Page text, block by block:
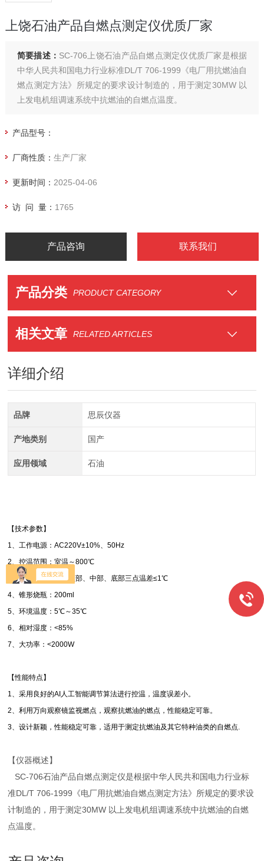
上饶石油产品自燃点测定仪优质厂家
简要描述： SC-706上饶石油产品自燃点测定仪优质厂家是根据
中华人民共和国电力行业标准DL/T 706-1999《电厂用抗燃油自
燃点测定方法》所规定的要求设计制造的，用于测定30MW 以
上发电机组调速系统中抗燃油的自燃点温度。
产品型号：
厂商性质： 生产厂家
更新时间： 2025-04-06
访 问 量： 1765
产品咨询 联系我们
产品分类 PRODUCT CATEGORY
相关文章 RELATED ARTICLES
详细介绍
品牌 思辰仪器
产地类别 国产
应用领域 石油
【技术参数】
1、工作电源：AC220V±10%、50Hz
2、控温范围：室温～800℃
3、控温精度：烧瓶顶部、中部、底部三点温差≤1℃
4、锥形烧瓶：200ml
5、环境温度：5℃～35℃
6、相对湿度：<85%
7、大功率：<2000W
【性能特点】
1、采用良好的AI人工智能调节算法进行控温，温度误差小。
2、利用万向观察镜监视燃点，观察抗燃油的燃点，性能稳定可靠。
3、设计新颖，性能稳定可靠，适用于测定抗燃油及其它特种油类的自燃点.
【仪器概述】
SC-706石油产品自燃点测定仪是根据中华人民共和国电力行业标
准DL/T 706-1999《电厂用抗燃油自燃点测定方法》所规定的要求设
计制造的，用于测定30MW 以上发电机组调速系统中抗燃油的自燃
点温度。